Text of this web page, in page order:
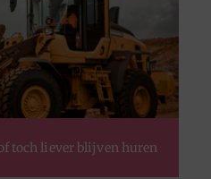
toch liever blijven huren